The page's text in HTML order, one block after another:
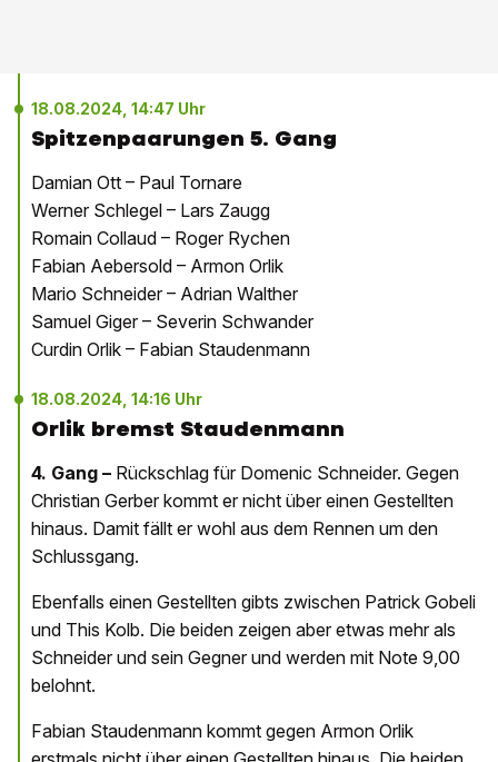
18.08.2024, 14:47 Uhr
Spitzenpaarungen 5. Gang
Damian Ott – Paul Tornare
Werner Schlegel – Lars Zaugg
Romain Collaud – Roger Rychen
Fabian Aebersold – Armon Orlik
Mario Schneider – Adrian Walther
Samuel Giger – Severin Schwander
Curdin Orlik – Fabian Staudenmann
18.08.2024, 14:16 Uhr
Orlik bremst Staudenmann
4. Gang – Rückschlag für Domenic Schneider. Gegen
Christian Gerber kommt er nicht über einen Gestellten
hinaus. Damit fällt er wohl aus dem Rennen um den
Schlussgang.
Ebenfalls einen Gestellten gibts zwischen Patrick Gobeli
und This Kolb. Die beiden zeigen aber etwas mehr als
Schneider und sein Gegner und werden mit Note 9,00
belohnt.
Fabian Staudenmann kommt gegen Armon Orlik